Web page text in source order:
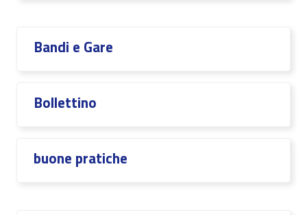
Bandi e Gare
Bollettino
buone pratiche